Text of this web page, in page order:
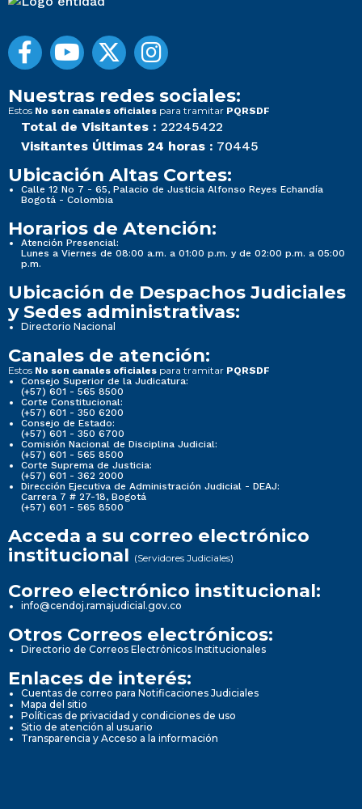
Nuestras redes sociales:
Estos No son canales oficiales para tramitar PQRSDF
Total de Visitantes : 22245422
Visitantes Últimas 24 horas : 70445
Ubicación Altas Cortes:
Calle 12 No 7 - 65, Palacio de Justicia Alfonso Reyes Echandía
Bogotá - Colombia
Horarios de Atención:
Atención Presencial:
Lunes a Viernes de 08:00 a.m. a 01:00 p.m. y de 02:00 p.m. a 05:00
p.m.
Ubicación de Despachos Judiciales
y Sedes administrativas:
Directorio Nacional
Canales de atención:
Estos No son canales oficiales para tramitar PQRSDF
Consejo Superior de la Judicatura:
(+57) 601 - 565 8500
Corte Constitucional:
(+57) 601 - 350 6200
Consejo de Estado:
(+57) 601 - 350 6700
Comisión Nacional de Disciplina Judicial:
(+57) 601 - 565 8500
Corte Suprema de Justicia:
(+57) 601 - 362 2000
Dirección Ejecutiva de Administración Judicial - DEAJ:
Carrera 7 # 27-18, Bogotá
(+57) 601 - 565 8500
Acceda a su correo electrónico
institucional (Servidores Judiciales)
Correo electrónico institucional:
info@cendoj.ramajudicial.gov.co
Otros Correos electrónicos:
Directorio de Correos Electrónicos Institucionales
Enlaces de interés:
Cuentas de correo para Notificaciones Judiciales
Mapa del sitio
Políticas de privacidad y condiciones de uso
Sitio de atención al usuario
Transparencia y Acceso a la información